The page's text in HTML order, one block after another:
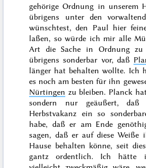
gehörige Ordnung in unserem
übrigens unter den
wünschtest, den Paul hier
laßen, so würde ich mir alle
Art die Sache in Ordnung
übrigens sonderbar vor, daß
länger hat behalten wollte. Ich
es noch am besten für ihn
Nürtingen zu bleiben. Planck
sondern nur geäußert,
Herbstvakanz ein so
habe, daß er am Ende
sagen, daß er auf diese
Hause behalten könne, seit
gantz ordentlich. Ich hätte